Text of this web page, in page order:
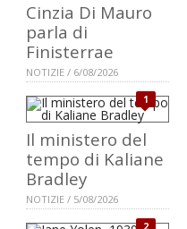
Cinzia Di Mauro
parla di
Finisterrae
NOTIZIE / 6/08/2026
1
Il ministero del
tempo di Kaliane
Bradley
NOTIZIE / 5/08/2026